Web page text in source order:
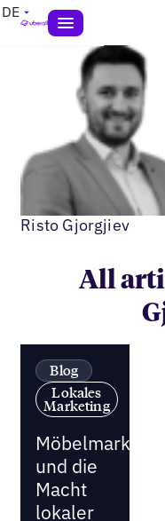
DE
Risto Gjorgjiev
All
Blog
Lokales
Marketing
Möbelmarketing
und die
Macht
lokaler